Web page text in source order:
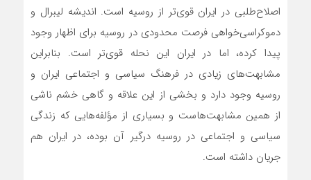
اصلاح‌طلبی در ایران قوی‌تر از روسیه است. اندیشه لیبرال و
دموکراسی‌خواهی‌ فرصت محدودی در روسیه برای اظهار وجود
پیدا کرده، اما در ایران این نحله قوی‌تر است. بنابراین
مشابهت‌های زیادی در فرهنگ سیاسی و اجتماعی ایران و
روسیه وجود دارد و بخشی از این علاقه و گاهی خشم ناشی
از همین مشابهت‌ها‌ست و بسیاری از مؤلفه‌هایی که زندگی
سیاسی و اجتماعی در روسیه درگیر آن بوده، در ایران هم
جریان داشته است.